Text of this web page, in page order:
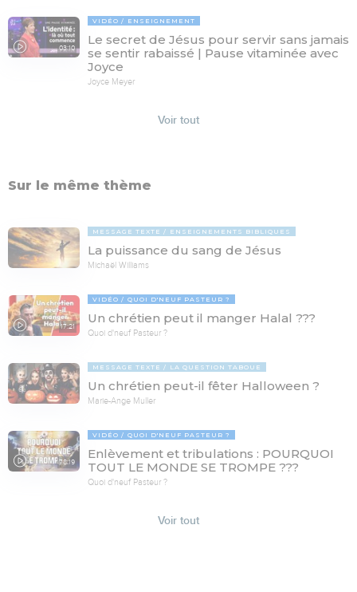
03:10
VIDÉO ENSEIGNEMENT
Le secret de Jésus pour servir sans jamais
se sentir rabaissé | Pause vitaminée avec
Joyce
Joyce Meyer
Voir tout
Sur le même thème
MESSAGE TEXTE ENSEIGNEMENTS BIBLIQUES
La puissance du sang de Jésus
Michaël Williams
17:21
VIDÉO QUOI D'NEUF PASTEUR ?
Un chrétien peut il manger Halal ???
Quoi d'neuf Pasteur ?
MESSAGE TEXTE LA QUESTION TABOUE
Un chrétien peut-il fêter Halloween ?
Marie-Ange Muller
78:19
VIDÉO QUOI D'NEUF PASTEUR ?
Enlèvement et tribulations : POURQUOI
TOUT LE MONDE SE TROMPE ???
Quoi d'neuf Pasteur ?
Voir tout